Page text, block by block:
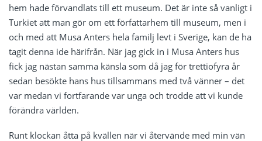
hem hade förvandlats till ett museum. Det är inte så vanligt i
Turkiet att man gör om ett författarhem till museum, men i
och med att Musa Anters hela familj levt i Sverige, kan de ha
tagit denna ide härifrån. När jag gick in i Musa Anters hus
fick jag nästan samma känsla som då jag för trettiofyra år
sedan besökte hans hus tillsammans med två vänner – det
var medan vi fortfarande var unga och trodde att vi kunde
förändra världen.
Runt klockan åtta på kvällen när vi återvände med min vän